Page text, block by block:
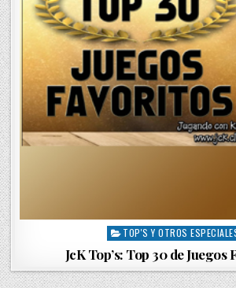
P
o
s
t
TOP'S Y OTROS
JcK Top’s: Top 30 de Juegos